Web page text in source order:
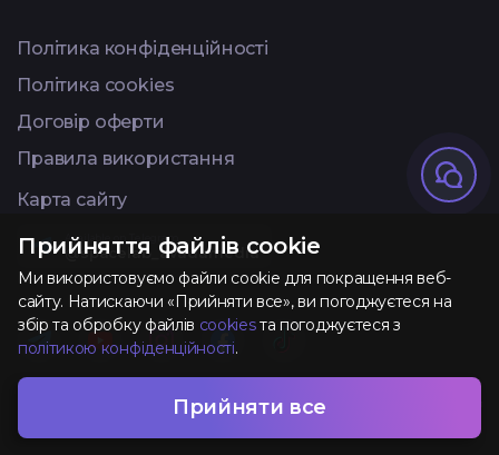
Політика конфіденційності
Політика cookies
Договір оферти
Правила використання
Карта сайту
Available on Telegram
@spacelab_avadamedia
AVADA
Прийняття файлів cookie
Ми використовуємо файли cookie для покращення веб-
сайту. Натискаючи «Прийняти все», ви погоджуєтеся на
збір та обробку файлів cookiesта погоджуєтеся з
політикою конфіденційності.
Прийняти все